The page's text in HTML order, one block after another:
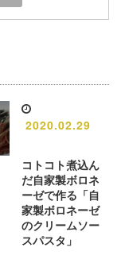
2020.02.29
コトコト煮込ん
だ自家製ボロネ
ーゼで作る「自
家製ボロネーゼ
のクリームソー
スパスタ」